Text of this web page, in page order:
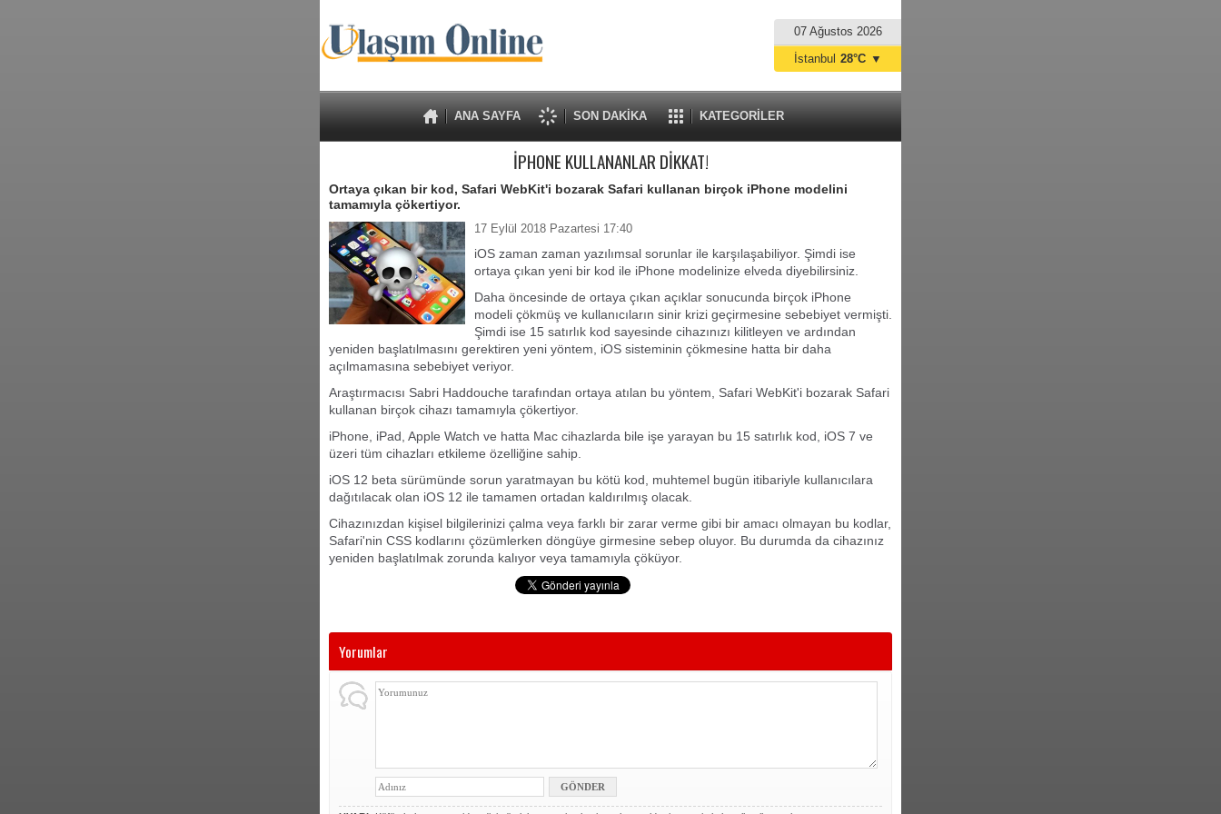
07 Ağustos 2026
ANA SAYFA SON DAKİKA KATEGORİLER
İstanbul 28°C ▼
İPHONE KULLANANLAR DİKKAT!
Ortaya çıkan bir kod, Safari WebKit'i bozarak Safari kullanan birçok iPhone modelini
tamamıyla çökertiyor.
17 Eylül 2018 Pazartesi 17:40
iOS zaman zaman yazılımsal sorunlar ile karşılaşabiliyor. Şimdi ise
ortaya çıkan yeni bir kod ile iPhone modelinize elveda diyebilirsiniz.
Daha öncesinde de ortaya çıkan açıklar sonucunda birçok iPhone
modeli çökmüş ve kullanıcıların sinir krizi geçirmesine sebebiyet vermişti.
Şimdi ise 15 satırlık kod sayesinde cihazınızı kilitleyen ve ardından
yeniden başlatılmasını gerektiren yeni yöntem, iOS sisteminin çökmesine hatta bir daha
açılmamasına sebebiyet veriyor.
Araştırmacısı Sabri Haddouche tarafından ortaya atılan bu yöntem, Safari WebKit'i bozarak Safari
kullanan birçok cihazı tamamıyla çökertiyor.
iPhone, iPad, Apple Watch ve hatta Mac cihazlarda bile işe yarayan bu 15 satırlık kod, iOS 7 ve
üzeri tüm cihazları etkileme özelliğine sahip.
iOS 12 beta sürümünde sorun yaratmayan bu kötü kod, muhtemel bugün itibariyle kullanıcılara
dağıtılacak olan iOS 12 ile tamamen ortadan kaldırılmış olacak.
Cihazınızdan kişisel bilgilerinizi çalma veya farklı bir zarar verme gibi bir amacı olmayan bu kodlar,
Safari'nin CSS kodlarını çözümlerken döngüye girmesine sebep oluyor. Bu durumda da cihazınız
yeniden başlatılmak zorunda kalıyor veya tamamıyla çöküyor.
Yorumlar